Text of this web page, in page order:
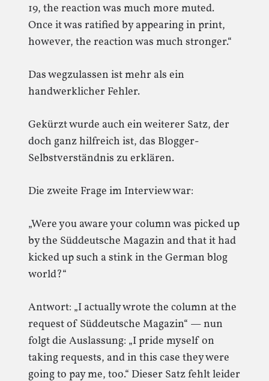
19, the reaction was much more muted.
Once it was ratified by appearing in print,
however, the reaction was much stronger.“
Das wegzulassen ist mehr als ein
handwerklicher Fehler.
Gekürzt wurde auch ein weiterer Satz, der
doch ganz hilfreich ist, das Blogger-
Selbstverständnis zu erklären.
Die zweite Frage im Interview war:
„Were you aware your column was picked up
by the Süddeutsche Magazin and that it had
kicked up such a stink in the German blog
world?“
Antwort: „I actually wrote the column at the
request of Süddeutsche Magazin“ — nun
folgt die Auslassung: „I pride myself on
taking requests, and in this case they were
going to pay me, too.“ Dieser Satz fehlt leider